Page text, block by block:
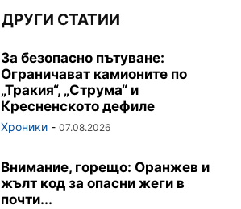
ДРУГИ СТАТИИ
За безопасно пътуване:
Ограничават камионите по
„Тракия“, „Струма“ и
Кресненското дефиле
Хроники - 07.08.2026
Внимание, горещо: Оранжев и
жълт код за опасни жеги в
почти...